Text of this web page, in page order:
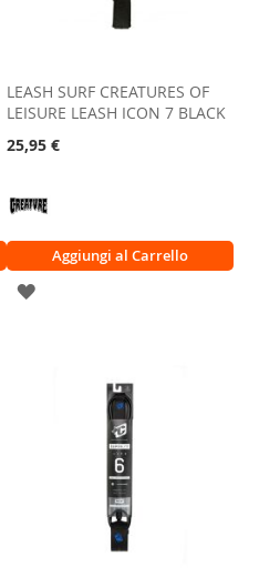
LEASH SURF CREATURES OF
LEISURE LEASH ICON 7 BLACK
25,95 €
Aggiungi al Carrello
AGGIUNGI
DESIDERI